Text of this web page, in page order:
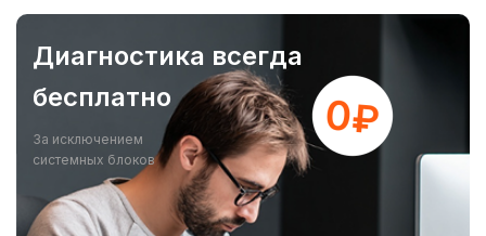
Диагностика всегда
бесплатно
За исключением
системных блоков